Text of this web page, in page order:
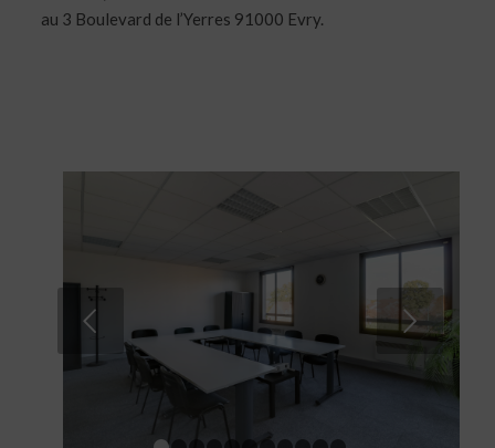
au 3 Boulevard de l’Yerres 91000 Evry.
Suivant